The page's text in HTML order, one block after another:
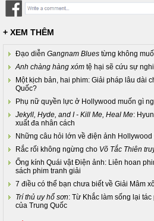
+ XEM THÊM
Đạo diễn Gangnam Blues từng không
Anh chàng hàng xóm tệ hại sẽ cứu sự
Một kịch bản, hai phim: Giải pháp lâu dài
Quốc?
Phụ nữ quyền lực ở Hollywood muốn gì
Jekyll, Hyde, and I - Kill Me, Heal Me:
xuất đa nhân cách
Những câu hỏi lớn về điện ảnh Hollywood
Rắc rối không ngừng cho Võ Tắc Thiên
Ống kính Quái vật Điện ảnh: Liên hoan
sách phim tranh giải
7 điều có thể bạn chưa biết về Giải Mâm
Trí thủ uy hổ sơn: Từ Khắc làm sống lại
của Trung Quốc